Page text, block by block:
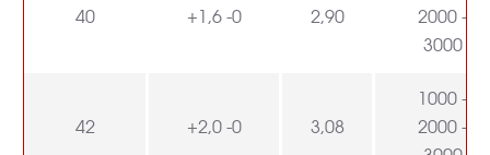
40 +1,6 -0 2,90
2000 -
3000
42 +2,0 -0 3,08
1000 -
2000 -